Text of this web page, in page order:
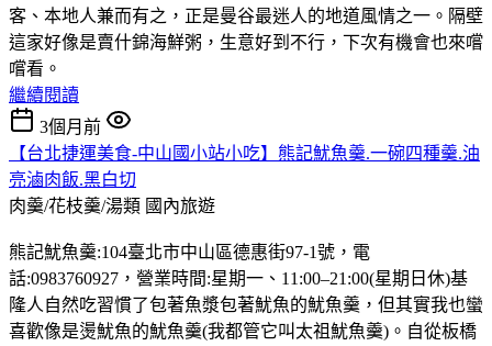
客、本地人兼而有之，正是曼谷最迷人的地道風情之一。隔壁
這家好像是賣什錦海鮮粥，生意好到不行，下次有機會也來嚐
嚐看。
繼續閱讀
3個月前
【台北捷運美食-中山國小站小吃】熊記魷魚羹.一碗四種羹.油
亮滷肉飯.黑白切
肉羹/花枝羹/湯類 國內旅遊
熊記魷魚羹:104臺北市中山區德惠街97-1號，電
話:0983760927，營業時間:星期一、11:00–21:00(星期日休)基
隆人自然吃習慣了包著魚漿包著魷魚的魷魚羹，但其實我也蠻
喜歡像是燙魷魚的魷魚羹(我都管它叫太祖魷魚羹)。自從板橋